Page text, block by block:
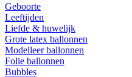
Geboorte
Leeftijden
Liefde & huwelijk
Grote latex ballonnen
Modelleer ballonnen
Folie ballonnen
Bubbles